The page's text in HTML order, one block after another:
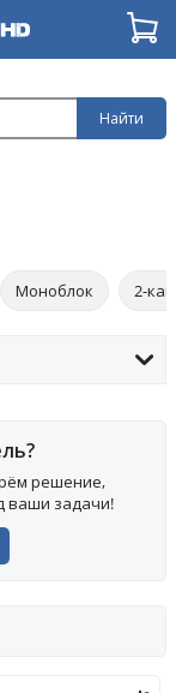
Найти
Моноблок 2-
решение,
ваши задачи!